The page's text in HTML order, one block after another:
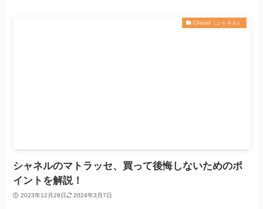
Chanel（シャネル）
シャネルのマトラッセ、買って後悔しないためのポ
イントを解説！
2023年12月29日 2024年3月7日